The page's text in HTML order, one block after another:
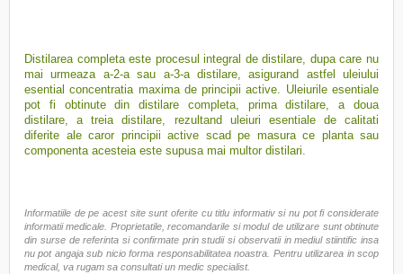
Distilarea completa este procesul integral de distilare, dupa care nu
mai urmeaza a-2-a sau a-3-a distilare, asigurand astfel uleiului
esential concentratia maxima de principii active. Uleiurile esentiale
pot fi obtinute din distilare completa, prima distilare, a doua
distilare, a treia distilare, rezultand uleiuri esentiale de calitati
diferite ale caror principii active scad pe masura ce planta sau
componenta acesteia este supusa mai multor distilari.
Informatiile de pe acest site sunt oferite cu titlu informativ si nu pot fi considerate
informatii medicale. Proprietatile, recomandarile si modul de utilizare sunt obtinute
din surse de referinta si confirmate prin studii si observatii in mediul stiintific insa
nu pot angaja sub nicio forma responsabilitatea noastra. Pentru utilizarea in scop
medical, va rugam sa consultati un medic specialist.